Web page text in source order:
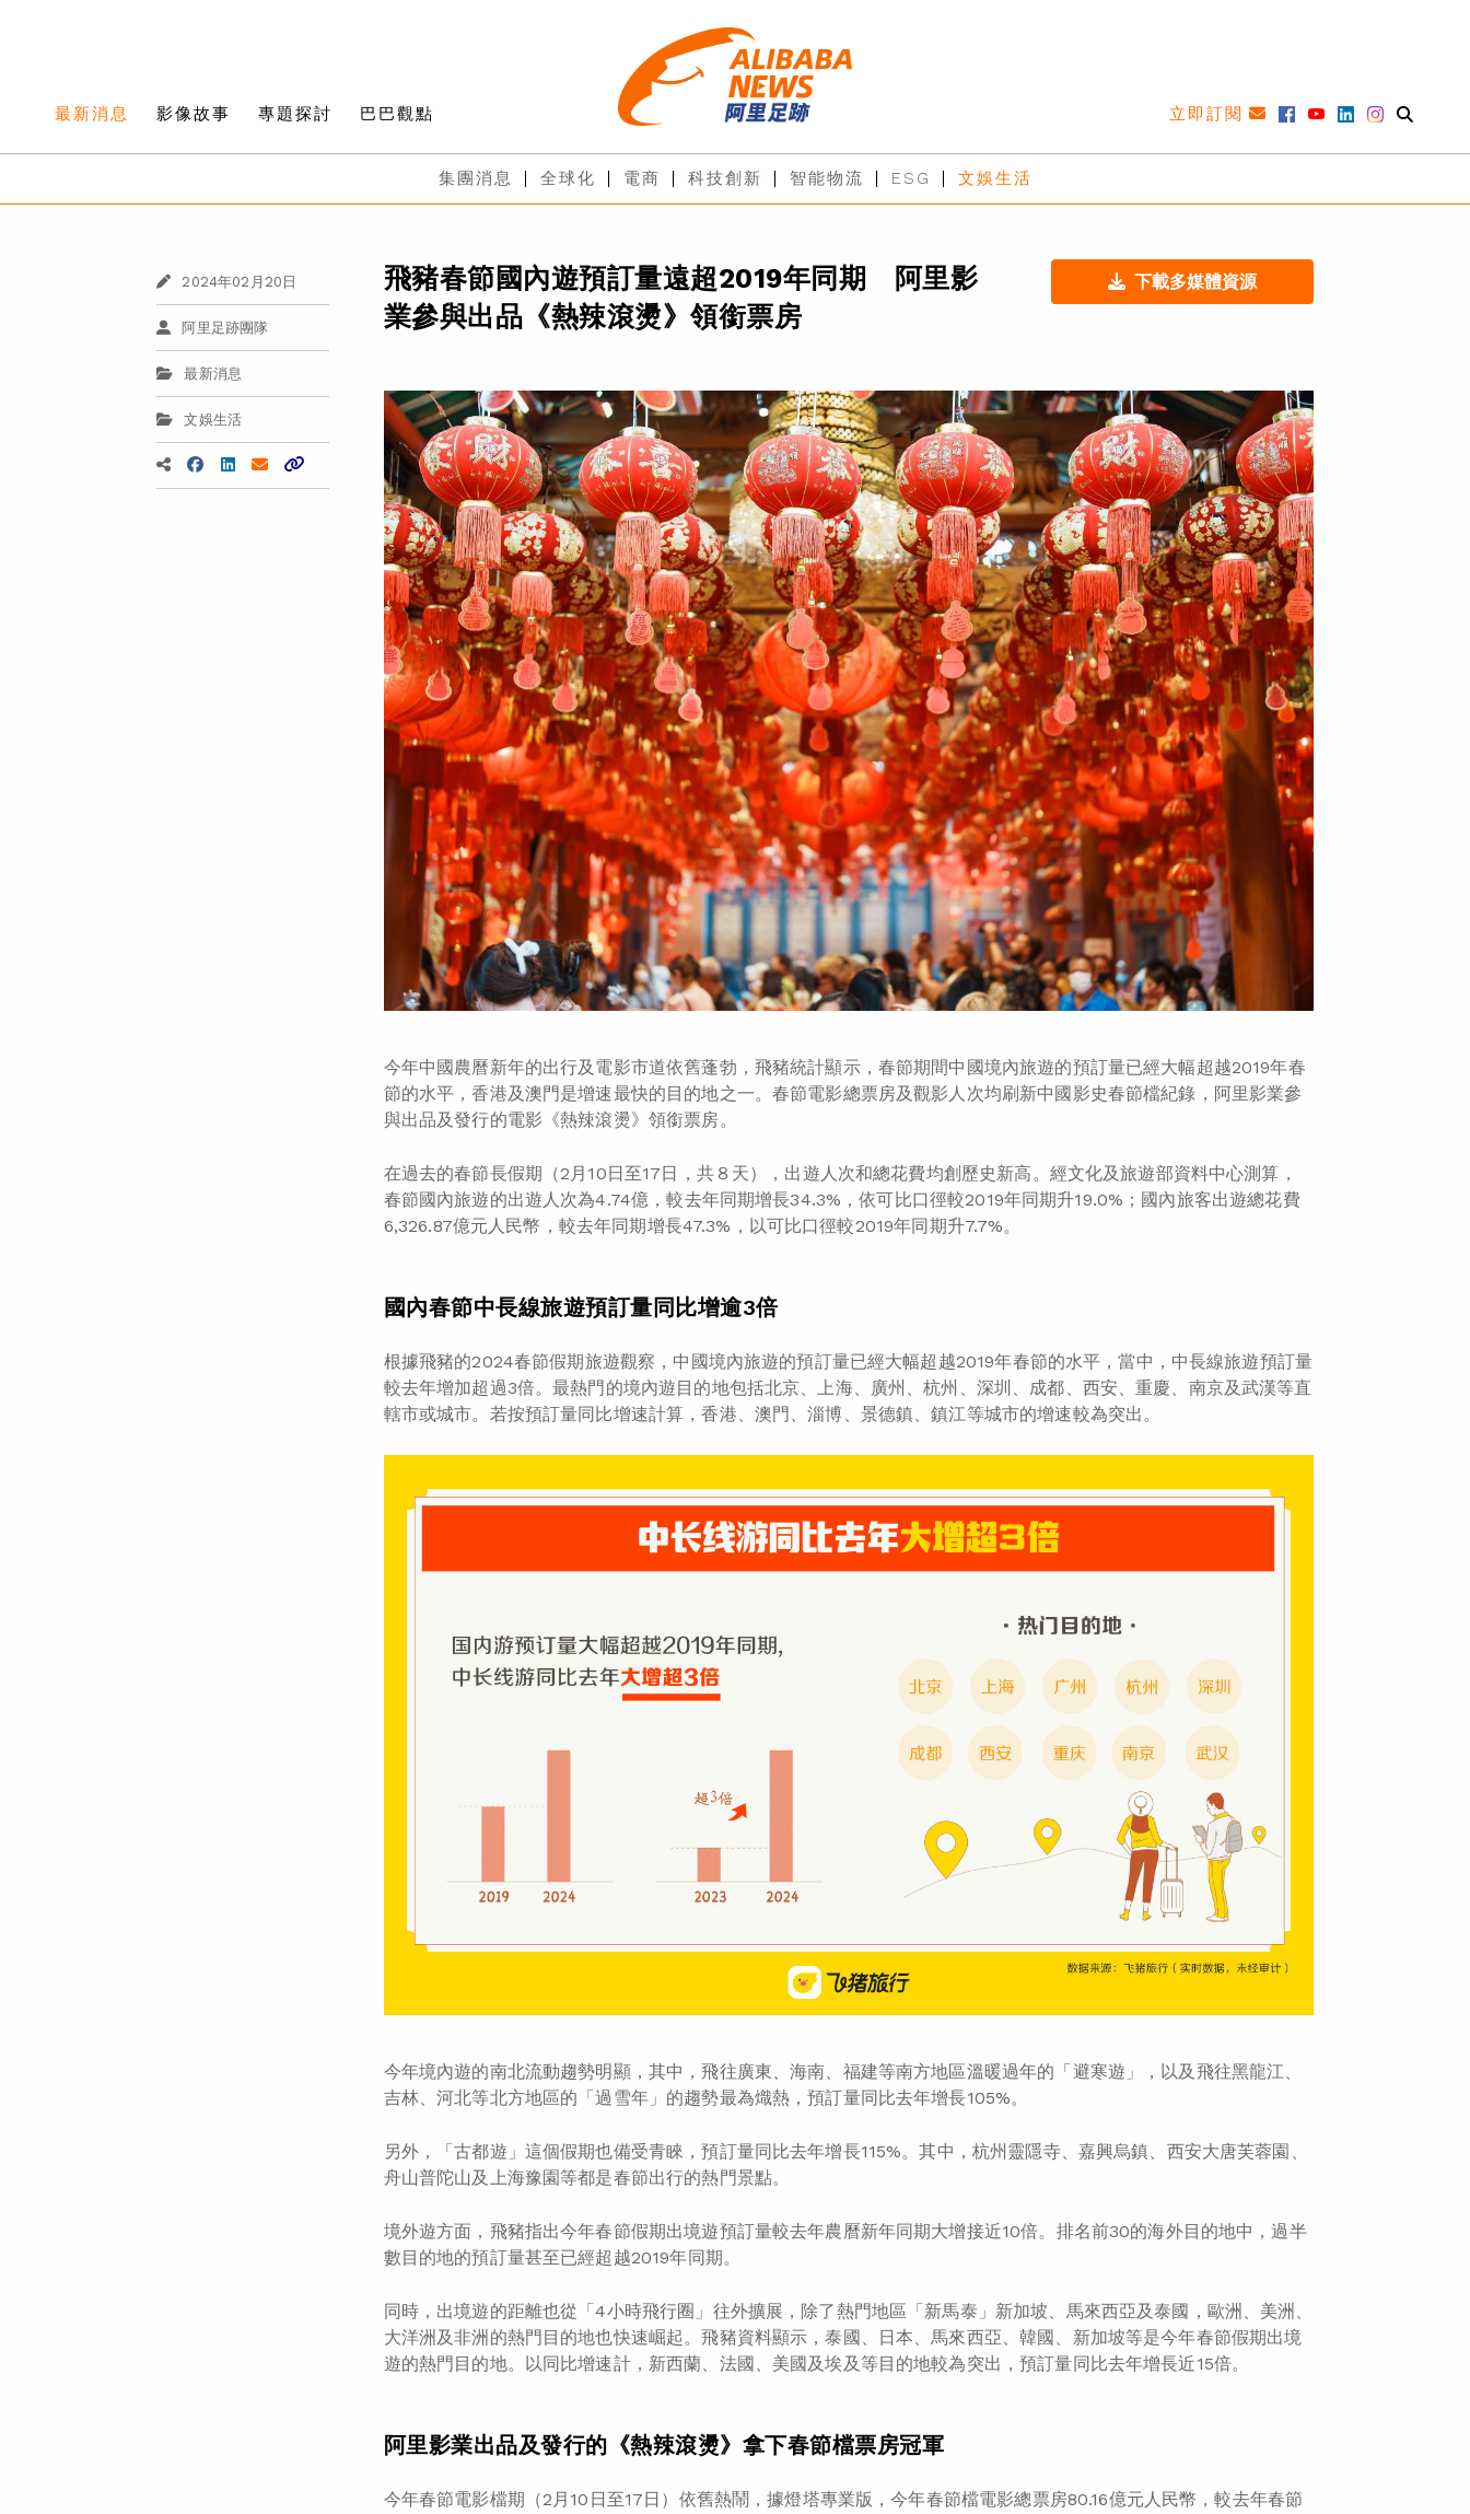
最新消息 影像故事 專題探討 巴巴觀點 立即訂閱
集團消息 全球化 電商 科技創新 智能物流 ESG 文娛生活
2024年02月20日
阿里足跡團隊
最新消息
文娛生活
飛豬春節國內遊預訂量遠超2019年同期 阿里影
業參與出品《熱辣滾燙》領銜票房
下載多媒體資源
今年中國農曆新年的出行及電影市道依舊蓬勃，飛豬統計顯示，春節期間中國境內旅遊的預訂量已經大幅超越2019年春
節的水平，香港及澳門是增速最快的目的地之一。春節電影總票房及觀影人次均刷新中國影史春節檔紀錄，阿里影業參
與出品及發行的電影《熱辣滾燙》領銜票房。
在過去的春節長假期（2月10日至17日，共８天），出遊人次和總花費均創歷史新高。經文化及旅遊部資料中心測算，
春節國內旅遊的出遊人次為4.74億，較去年同期增長34.3%，依可比口徑較2019年同期升19.0%；國內旅客出遊總花費
6,326.87億元人民幣，較去年同期增長47.3%，以可比口徑較2019年同期升7.7%。
國內春節中長線旅遊預訂量同比增逾3倍
根據飛豬的2024春節假期旅遊觀察，中國境內旅遊的預訂量已經大幅超越2019年春節的水平，當中，中長線旅遊預訂量
較去年增加超過3倍。最熱門的境內遊目的地包括北京、上海、廣州、杭州、深圳、成都、西安、重慶、南京及武漢等直
轄市或城市。若按預訂量同比增速計算，香港、澳門、淄博、景德鎮、鎮江等城市的增速較為突出。
今年境內遊的南北流動趨勢明顯，其中，飛往廣東、海南、福建等南方地區溫暖過年的「避寒遊」，以及飛往黑龍江、
吉林、河北等北方地區的「過雪年」的趨勢最為熾熱，預訂量同比去年增長105%。
另外，「古都遊」這個假期也備受青睞，預訂量同比去年增長115%。其中，杭州靈隱寺、嘉興烏鎮、西安大唐芙蓉園、
舟山普陀山及上海豫園等都是春節出行的熱門景點。
境外遊方面，飛豬指出今年春節假期出境遊預訂量較去年農曆新年同期大增接近10倍。排名前30的海外目的地中，過半
數目的地的預訂量甚至已經超越2019年同期。
同時，出境遊的距離也從「4小時飛行圈」往外擴展，除了熱門地區「新馬泰」新加坡、馬來西亞及泰國，歐洲、美洲、
大洋洲及非洲的熱門目的地也快速崛起。飛豬資料顯示，泰國、日本、馬來西亞、韓國、新加坡等是今年春節假期出境
遊的熱門目的地。以同比增速計，新西蘭、法國、美國及埃及等目的地較為突出，預訂量同比去年增長近15倍。
阿里影業出品及發行的《熱辣滾燙》拿下春節檔票房冠軍
今年春節電影檔期（2月10日至17日）依舊熱鬧，據燈塔專業版，今年春節檔電影總票房80.16億元人民幣，較去年春節